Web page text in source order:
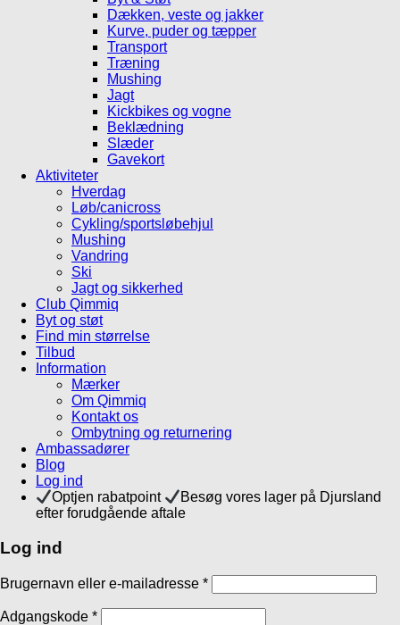
Dækken, veste og jakker
Kurve, puder og tæpper
Transport
Træning
Mushing
Jagt
Kickbikes og vogne
Beklædning
Slæder
Gavekort
Aktiviteter
Hverdag
Løb/canicross
Cykling/sportsløbehjul
Mushing
Vandring
Ski
Jagt og sikkerhed
Club Qimmiq
Byt og støt
Find min størrelse
Tilbud
Information
Mærker
Om Qimmiq
Kontakt os
Ombytning og returnering
Ambassadører
Blog
Log ind
Optjen rabatpoint
Besøg vores lager på Djursland
efter forudgående aftale
Log ind
Brugernavn eller e-mailadresse *
Adgangskode *